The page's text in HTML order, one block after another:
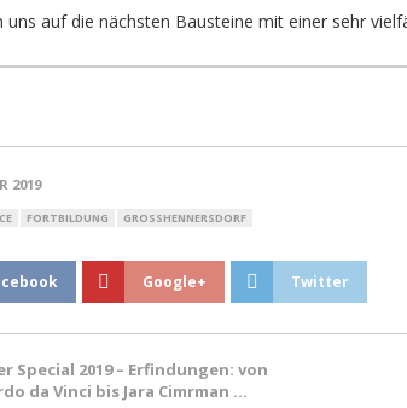
uns auf die nächsten Bausteine mit einer sehr
2019
FORTBILDUNG GROSSHENNERSDORF
Google+ Twitter
Special 2019 – Erfindungen: von
da Vinci bis Jara Cimrman …